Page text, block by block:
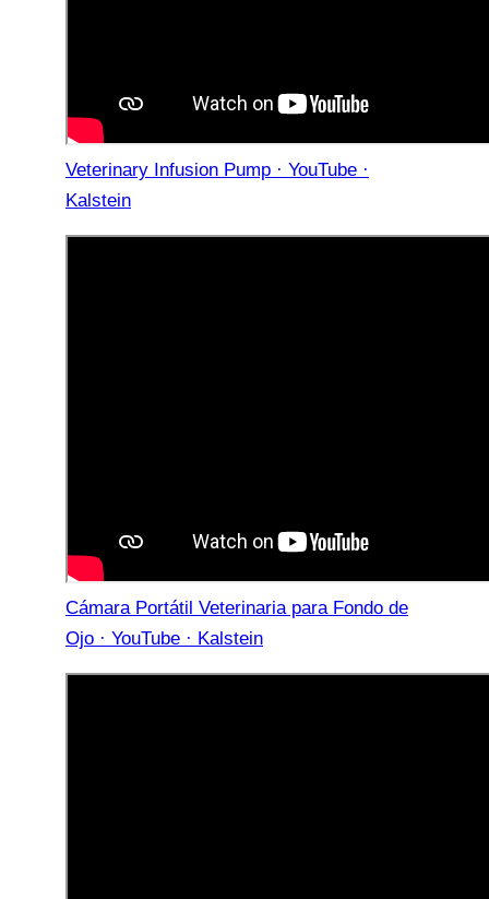
Veterinary Infusion Pump · YouTube ·
Kalstein
Cámara Portátil Veterinaria para Fondo de
Ojo · YouTube · Kalstein